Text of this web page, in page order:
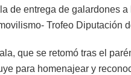
de entrega de galardones
Trofeo Diputación
que se retomó tras el
para homenajear y